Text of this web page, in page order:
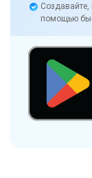
помощью